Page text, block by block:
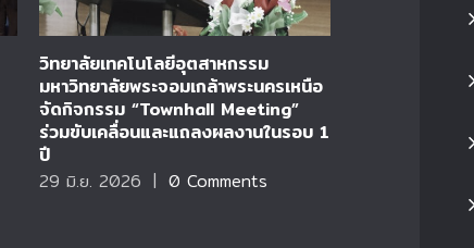
วิทยาลัยเทคโนโลยีอุตสาหกรรม
มหาวิทยาลัยพระจอมเกล้าพระนครเหนือ
จัดกิจกรรม “Townhall Meeting”
ร่วมขับเคลื่อนและแถลงผลงานในรอบ 1
ปี
29 มิ.ย. 2026 | 0 Comments
ต้อนรับคณะผู้บ
ชมศูนย์เทคโนโ